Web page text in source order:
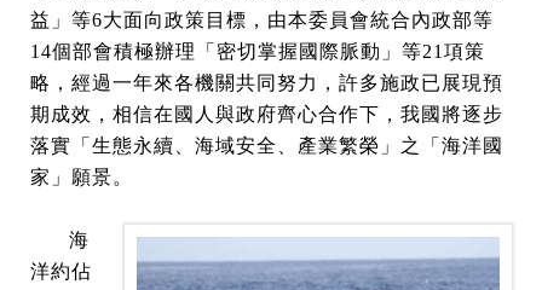
益」等6大面向政策目標，由本委員會統合內政部等
14個部會積極辦理「密切掌握國際脈動」等21項策
略，經過一年來各機關共同努力，許多施政已展現預
期成效，相信在國人與政府齊心合作下，我國將逐步
落實「生態永續、海域安全、產業繁榮」之「海洋國
家」願景。
海
洋約佔